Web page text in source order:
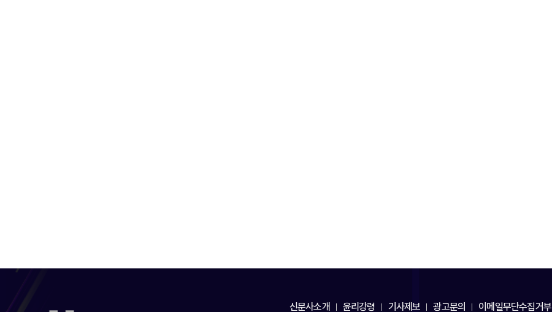
신문사소개 윤리강령 기사제보 광고문의 이메일무단수집거부